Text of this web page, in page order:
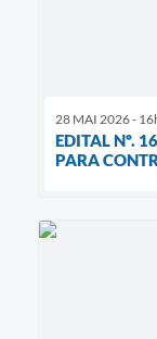
28 MAI 2026 -
EDITAL Nº.
PARA